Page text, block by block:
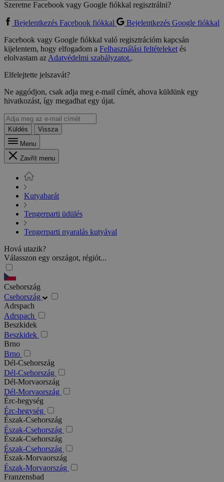
Szeretne Facebook vagy Google fiókkal regisztrálni?
Bejelentkezés Facebook fiókkal
Bejelentkezés Google fiókkal
Facebook vagy Google fiókkal való regisztrációm kapcsán
kijelentem, hogy elfogadom a Felhasználási feltételeketés
elolvastam azAdatvédelmi szabályzatot..
Elfelejtette jelszavát?
Ne aggódjon, csak adja meg e-mail címét, ahova küldünk egy
hivatkozást, így megadhat egy újat.
Küldés
Vissza
Menu
Zavřít menu
Kutyabarát
Tengerparti üdülés
Tengerparti nyaralás kutyával
Hová utazik?
Válasszon egy országot, régiót...
Csehország
Csehország
Adrspach
Adrspach
Beszkidek
Beszkidek
Brno
Brno
Dél-Csehország
Dél-Csehország
Dél-Morvaország
Dél-Morvaország
Érc-hegység
Érc-hegység
Észak-Csehország
Észak-Csehország
Észak-Csehország
Észak-Csehország
Észak-Morvaország
Észak-Morvaország
Franzensbad